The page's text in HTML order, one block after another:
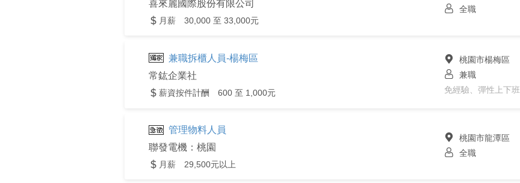
喜來麗國際股份有限公司
月薪 30,000 至 33,000元
全職
兼職拆櫃人員-楊梅區
常鈜企業社
薪資按件計酬 600 至 1,000元
桃園市楊梅區
兼職
免經驗、彈性上下班
管理物料人員
聯發電機：桃園
月薪 29,500元以上
桃園市龍潭區
全職